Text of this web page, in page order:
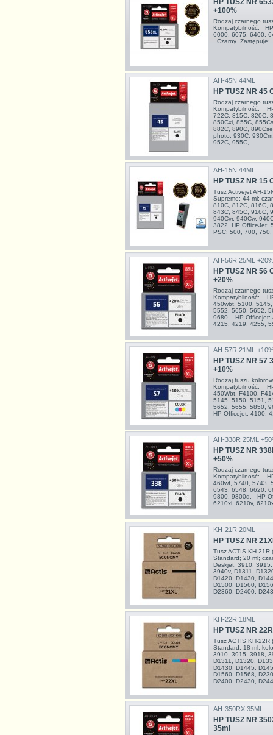
+100%
Rodzaj czarnego
Kompatybilność:
6000, 6075, 6400,
Czarny
AH-45N 44ML
HP TUSZ NR 45
Rodzaj czarnego
Kompatybilność:
722C, 815C, 820C,
850Cxi, 855C,
882C, 890C,
photo, 930C,
952C, 955C,...
AH-15N 44ML
HP TUSZ NR 15
Tusz Activejet AH-
Supreme; 44 ml;
810C, 812C, 816C,
843C, 845C, 916C,
940Cvr, 940Cw,
3822. HP OfficeJet:
PSC: 500, 700, 750,
AH-56R 25ML
HP TUSZ NR 56
+20%
Rodzaj czarnego
Kompatybilność:
450wbt, 5100,
5552, 5650, 5652,
9680. HP Officejet:
4215, 4219, 4255,
AH-57R 21ML
HP TUSZ NR 57
+10%
Rodzaj tuszu
Kompatybilność:
450Wbt, F4100,
5145, 5150, 5151,
5652, 5655, 5850,
HP Officejet: 4100,
AH-338R 25ML
HP TUSZ NR
+50%
Rodzaj czarnego
Kompatybilność:
460wf, 5740, 5743,
6543, 6548, 6620,
9800, 9800d. HP
6210xi, 6210v,
KH-21R 20ML
HP TUSZ NR
Tusz ACTIS KH-
Standard; 20 ml;
Deskjet: 3910,
3940v, D1311,
D1420, D1430,
D1500, D1560,
D2360, D2400,
KH-22R 18ML
HP TUSZ NR
Tusz ACTIS KH-
Standard; 18 ml;
3910, 3915, 3918,
D1311, D1320,
D1430, D1445,
D1560, D1568,
D2400, D2430,
AH-350RX 35ML
HP TUSZ NR
35ml